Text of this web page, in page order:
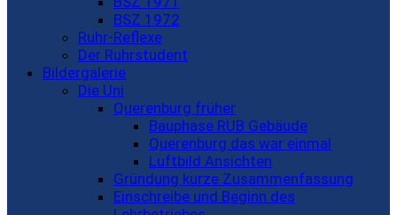
BSZ 1972
Ruhr-Reflexe
Der Ruhrstudent
Bildergalerie
Die Uni
Querenburg früher
Bauphase RUB Gebäude
Querenburg das war einmal
Luftbild Ansichten
Gründung kurze Zusammenfassung
Einschreibe und Beginn des